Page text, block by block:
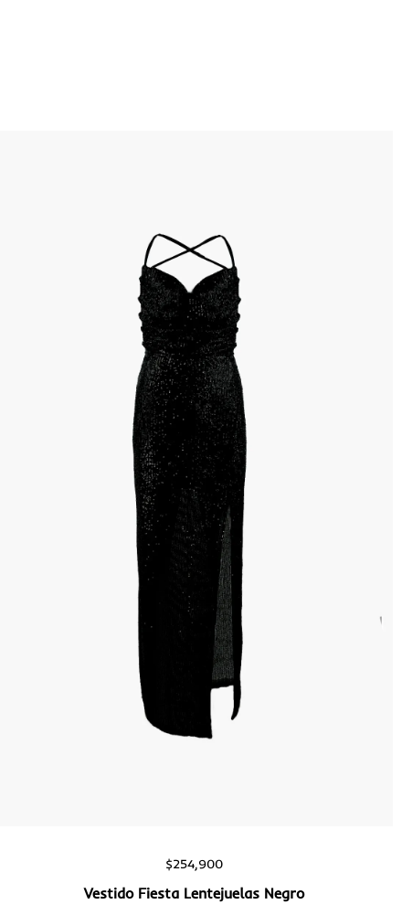
Vista rápida
$254,900
Vestido Fiesta Lentejuelas Negro